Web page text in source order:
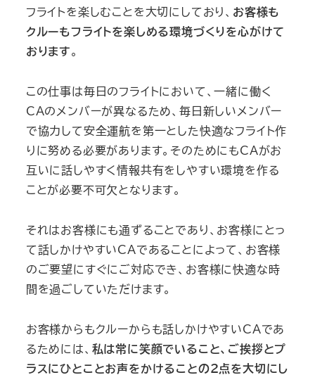
フライトを楽しむことを大切にしており、 お客様も
クルーもフライトを楽しめる環境づくりを心がけて
おります。
この仕事は毎日のフライトにおいて、一緒に働く
CAのメンバーが異なるため、毎日新しいメンバー
で協力して安全運航を第一とした快適なフライト作
りに努める必要があります。そのためにもCAがお
互いに話しやすく情報共有をしやすい環境を作る
ことが必要不可欠となります。
それはお客様にも通ずることであり、お客様にとっ
て話しかけやすいCAであることによって、お客様
のご要望にすぐにご対応でき、お客様に快適な時
間を過ごしていただけます。
お客様からもクルーからも話しかけやすいCAであ
るためには、 私は常に笑顔でいること、ご挨拶とプ
ラスにひとことお声をかけることの2点を大切にし